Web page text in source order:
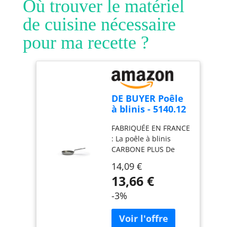
Où trouver le matériel
de cuisine nécessaire
pour ma recette ?
DE BUYER Poêle
à blinis - 5140.12
FABRIQUÉE EN FRANCE
: La poêle à blinis
CARBONE PLUS De
France. Son acier vous
permet de cuire de
parfait blinis, beignets
facilement.
ANTIAHDÉSIVE : La
14,09 €
13,66 €
-3%